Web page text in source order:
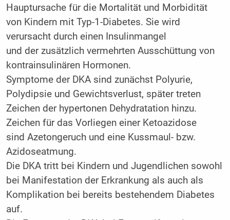
Hauptursache für die Mortalität und Morbidität
von Kindern mit Typ-1-Diabetes. Sie wird
verursacht durch einen Insulinmangel
und der zusätzlich vermehrten Ausschüttung von
kontrainsulinären Hormonen.
Symptome der DKA sind zunächst Polyurie,
Polydipsie und Gewichtsverlust, später treten
Zeichen der hypertonen Dehydratation hinzu.
Zeichen für das Vorliegen einer Ketoazidose
sind Azetongeruch und eine Kussmaul- bzw.
Azidoseatmung.
Die DKA tritt bei Kindern und Jugendlichen sowohl
bei Manifestation der Erkrankung als auch als
Komplikation bei bereits bestehendem Diabetes
auf.